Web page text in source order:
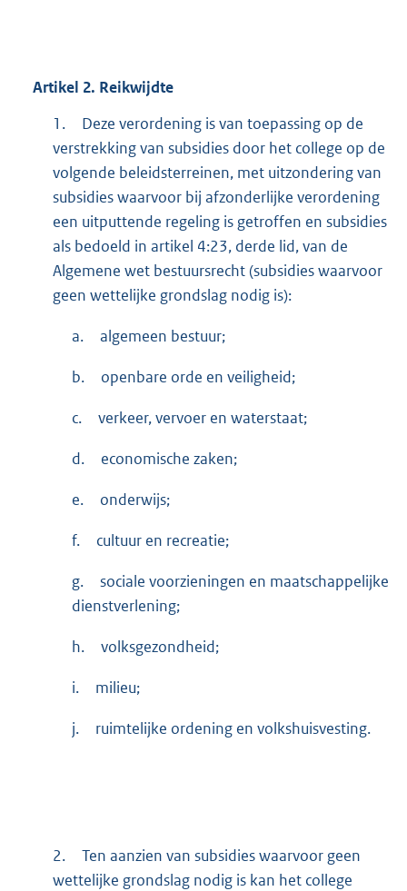
Artikel 2. Reikwijdte
1.
Deze verordening is van toepassing op de
verstrekking van subsidies door het college op de
volgende beleidsterreinen, met uitzondering van
subsidies waarvoor bij afzonderlijke verordening
een uitputtende regeling is getroffen en subsidies
als bedoeld in artikel 4:23, derde lid, van de
Algemene wet bestuursrecht (subsidies waarvoor
geen wettelijke grondslag nodig is):
a. algemeen bestuur;
b. openbare orde en veiligheid;
c. verkeer, vervoer en waterstaat;
d. economische zaken;
e. onderwijs;
f. cultuur en recreatie;
g.
sociale voorzieningen en maatschappelijke
dienstverlening;
h. volksgezondheid;
i. milieu;
j. ruimtelijke ordening en volkshuisvesting.
2.
Ten aanzien van subsidies waarvoor geen
wettelijke grondslag nodig is kan het college